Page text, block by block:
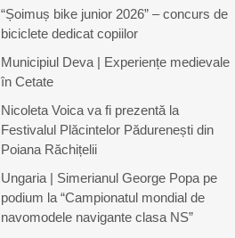
“Șoimuș bike junior 2026” – concurs de
biciclete dedicat copiilor
Municipiul Deva | Experiențe medievale
în Cetate
Nicoleta Voica va fi prezentă la
Festivalul Plăcintelor Pădurenești din
Poiana Răchițelii
Ungaria | Simerianul George Popa pe
podium la “Campionatul mondial de
navomodele navigante clasa NS”